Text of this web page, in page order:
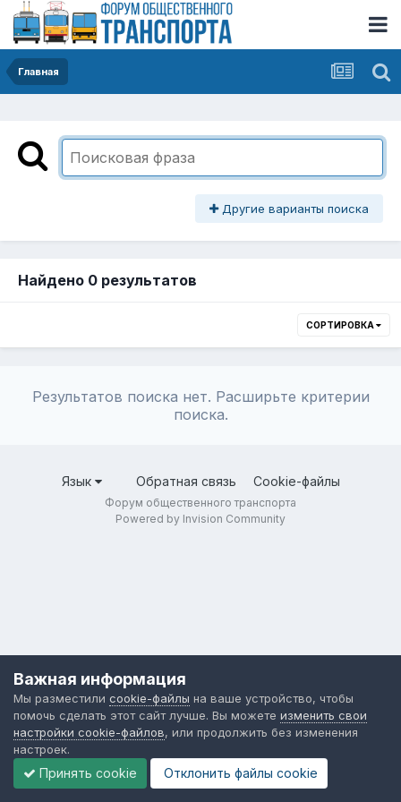
Главная
Другие варианты поиска
Найдено 0 результатов
СОРТИРОВКА
Результатов поиска нет. Расширьте критерии
поиска.
Язык Обратная связь Cookie-файлы
Форум общественного транспорта
Powered by Invision Community
Важная информация
Мы разместили cookie-файлы на ваше устройство, чтобы
помочь сделать этот сайт лучше. Вы можете изменить свои
настройки cookie-файлов, или продолжить без изменения
настроек.
Принять cookie Отклонить файлы сookie